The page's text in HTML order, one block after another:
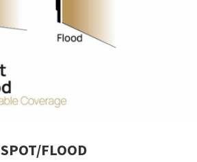
SPOT/FLOOD